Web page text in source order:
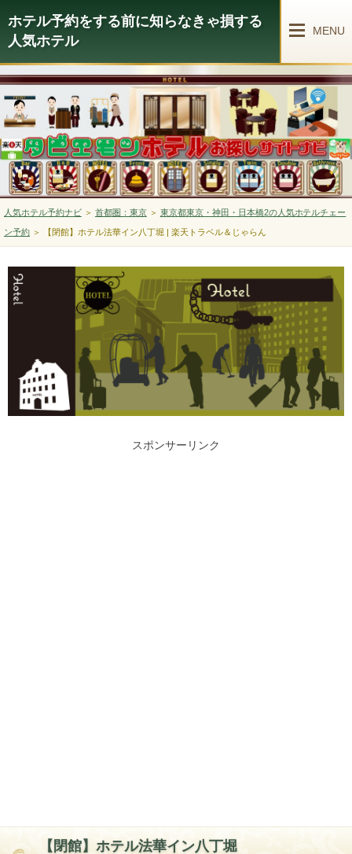
ホテル予約をする前に知らなきゃ損する
人気ホテル
MENU
人気ホテル予約ナビ＞ 首都圏：東京＞ 東京都東京・神田・日本橋2の人気ホテルチェー
ン予約＞ 【閉館】ホテル法華イン八丁堀 | 楽天トラベル＆じゃらん
スポンサーリンク
【閉館】ホテル法華イン八丁堀